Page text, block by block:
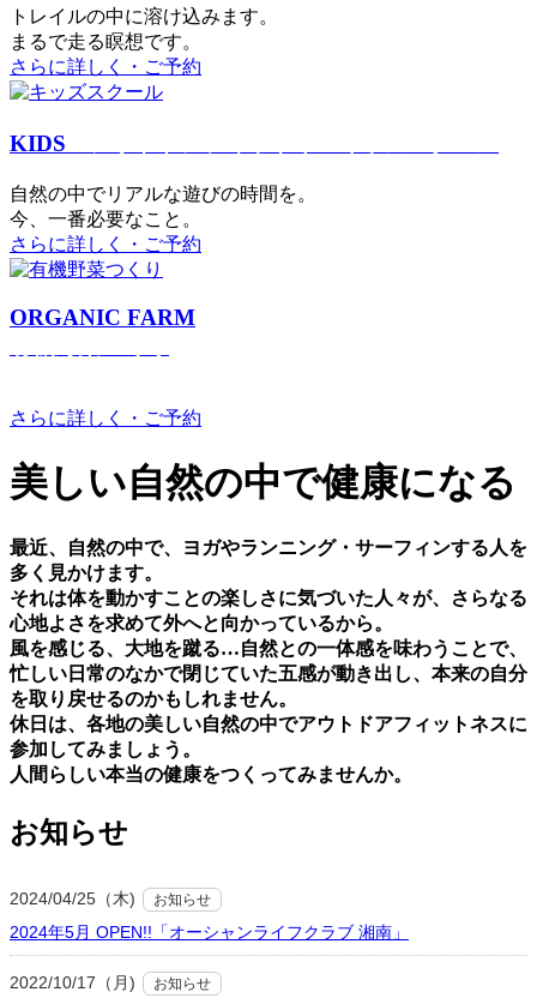
トレイルの中に溶け込みます。
まるで⾛る瞑想です。
さらに詳しく・ご予約
KIDS
⾃然の中でリアルな遊びの時間を。
今、⼀番必要なこと。
さらに詳しく・ご予約
ORGANIC FARM
さらに詳しく・ご予約
美しい⾃然の中で健康になる
最近、⾃然の中で、ヨガやランニング・サーフィンする⼈を
多く⾒かけます。
それは体を動かすことの楽しさに気づいた⼈々が、さらなる
⼼地よさを求めて外へと向かっているから。
⾵を感じる、⼤地を蹴る…⾃然との⼀体感を味わうことで、
忙しい⽇常のなかで閉じていた五感が動き出し、本来の⾃分
を取り戻せるのかもしれません。
休⽇は、各地の美しい⾃然の中でアウトドアフィットネスに
参加してみましょう。
⼈間らしい本当の健康をつくってみませんか。
お知らせ
2024/04/25（木) お知らせ
2024年5月 OPEN!!「オーシャンライフクラブ 湘南」
2022/10/17（月) お知らせ